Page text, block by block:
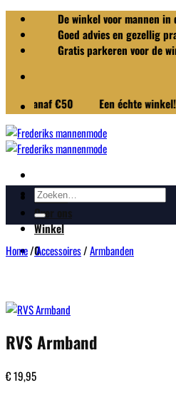
naar
inhoud
De winkel voor mannen in
Goed advies en gezellig
Gratis parkeren voor de
vanaf €50 Een échte winkel!
Merken
Over ons
Winkel
0
Zoeken
naar:
Home/Accessoires/Armbanden
RVS Armband
€19,95